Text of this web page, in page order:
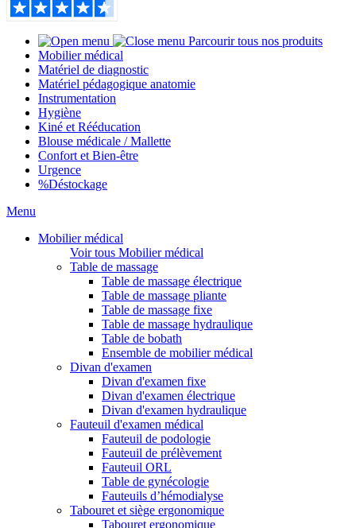
Parcourir tous nos produits
Mobilier médical
Matériel de diagnostic
Matériel pédagogique anatomie
Instrumentation
Hygiène
Kiné et Rééducation
Blouse médicale / Mallette
Confort et Bien-être
Urgence
%Déstockage
Menu
Mobilier médical
Voir tous Mobilier médical
Table de massage
Table de massage électrique
Table de massage pliante
Table de massage fixe
Table de massage hydraulique
Table de bobath
Ensemble de mobilier médical
Divan d'examen
Divan d'examen fixe
Divan d'examen électrique
Divan d'examen hydraulique
Fauteuil d'examen médical
Fauteuil de podologie
Fauteuil de prélèvement
Fauteuil ORL
Table de gynécologie
Fauteuils d’hémodialyse
Tabouret et siège ergonomique
Tabouret ergonomique